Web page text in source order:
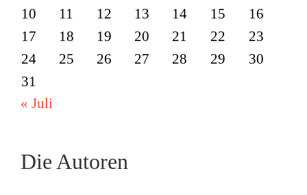
10
11 12 13 14 15
16
17
18 19 20 21 22
23
24
25 26 27 28 29
30
31
« Juli
Die Autoren